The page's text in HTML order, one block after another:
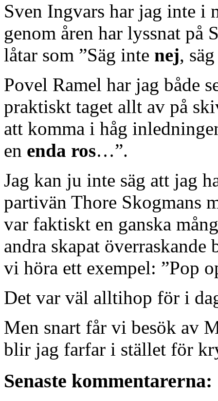
Sven Ingvars har jag inte i
genom åren har lyssnat på
låtar som ”Säg inte nej,
Povel Ramel har jag både
praktiskt taget allt av på
att komma i håg
en enda ros…”.
Jag kan ju inte säg att jag
partivän Thore Skogmans
var faktiskt en ganska
andra skapat
vi höra ett exempel: ”Pop
Det var väl alltihop för i
Men snart får vi besök av
blir jag farfar i stället för
Senaste kommentarerna: